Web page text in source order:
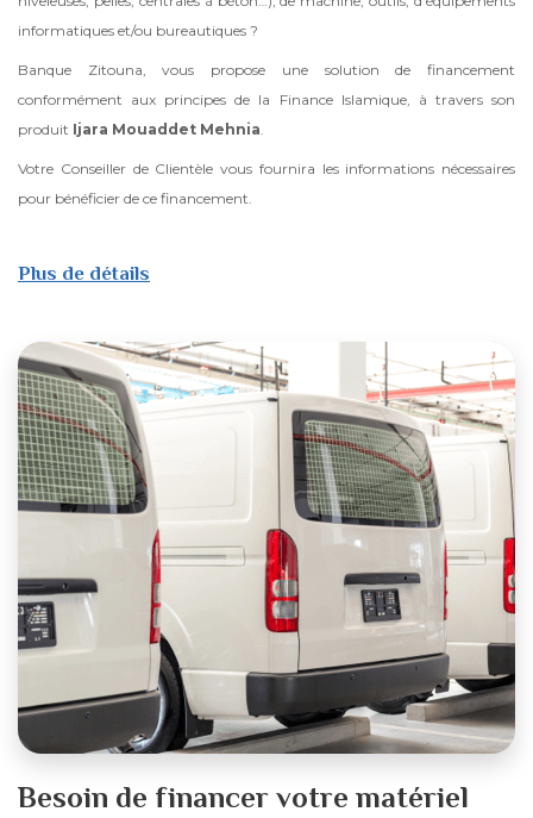
informatiques et/ou bureautiques ?
Banque Zitouna, vous propose une solution de financement
conformément aux principes de la Finance Islamique, à travers son
produit Ijara Mouaddet Mehnia.
Votre Conseiller de Clientèle vous fournira les informations nécessaires
pour bénéficier de ce financement.
Plus de détails
Mehnia
Besoin de financer votre matériel